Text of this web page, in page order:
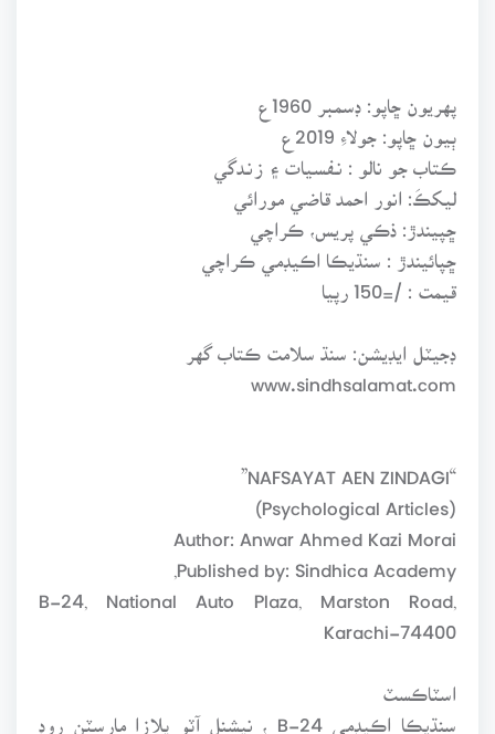
پهريون ڇاپو: ڊسمبر 1960ع
ٻيون ڇاپو: جولاءِ 2019ع
ڪتاب جو نالو : نـفسيات ۽ زنـدگي
ليکڪَ: انور احمد قاضي مورائي
ڇپيندڙ: ذڪي پريس، ڪراچي
ڇپائيندڙ : سنڌيڪا اڪيڊمي ڪراچي
قيمت : /=150 رپيا
ڊجيٽل ايڊيشن: سنڌ سلامت ڪتاب گهر
“NAFSAYAT AEN ZINDAGI”
(Psychological Articles)
اسٽاڪسٽ
سنڌيڪا اڪيڊمي B-24 ، نيشنل آٽو پلازا مارسٽن روڊ